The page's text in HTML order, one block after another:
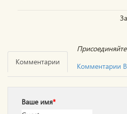
Комментарии
Комментарии
Ваше имя*